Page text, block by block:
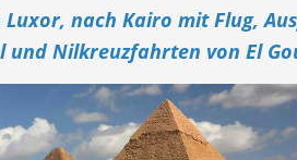
nach Kairo mit Flug,
und Nilkreuzfahrten von El